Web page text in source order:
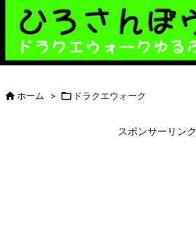
ホーム >  ドラクエウォーク
スポンサーリンク